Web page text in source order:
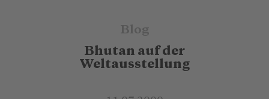
Blog
Bhutan auf der
Weltausstellung